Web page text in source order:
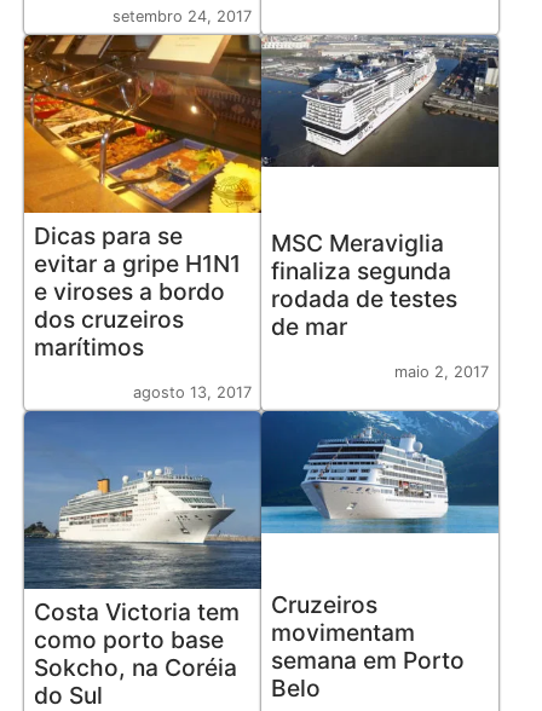
setembro 24, 2017
Dicas para se
evitar a gripe H1N1
e viroses a bordo
dos cruzeiros
marítimos
agosto 13, 2017
MSC Meraviglia
finaliza segunda
rodada de testes
de mar
maio 2, 2017
Costa Victoria tem
como porto base
Sokcho, na Coréia
do Sul
Cruzeiros
movimentam
semana em Porto
Belo